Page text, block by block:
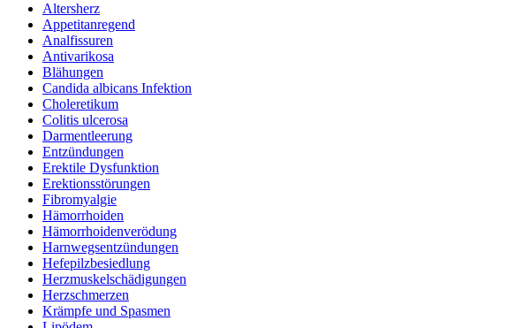
Altersherz
Appetitanregend
Analfissuren
Antivarikosa
Blähungen
Candida albicans Infektion
Choleretikum
Colitis ulcerosa
Darmentleerung
Entzündungen
Erektile Dysfunktion
Erektionsstörungen
Fibromyalgie
Hämorrhoiden
Hämorrhoidenverödung
Harnwegsentzündungen
Hefepilzbesiedlung
Herzmuskelschädigungen
Herzschmerzen
Krämpfe und Spasmen